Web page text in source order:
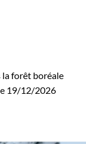
la forêt boréale
19/12/2026